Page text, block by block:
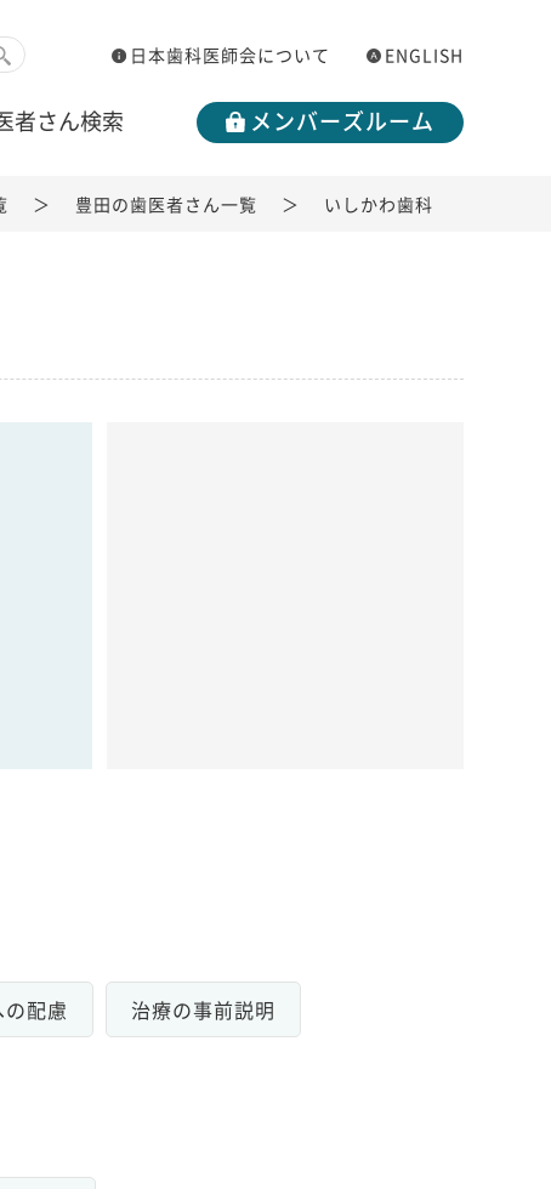
日本歯科医師会について ENGLISH
者さん検索 メンバーズルーム
豊田の歯医者さん一覧 いしかわ歯科
配慮 治療の事前説明